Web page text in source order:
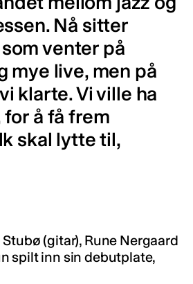
Nå sitter
venter på
mye live, men på
klarte. Vi ville ha
å få frem
skal lytte til,
(gitar), Rune Nergaard
spilt inn sin debutplate,